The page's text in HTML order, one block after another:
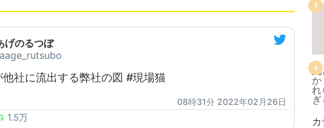
げのるつぼ
他社に流出する弊社の図 #現場猫
08時31分 2022年02月26日
1.5万
3
4
カ